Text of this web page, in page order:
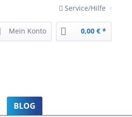
Service/Hilfe
Mein Konto 0,00 € *
BLOG